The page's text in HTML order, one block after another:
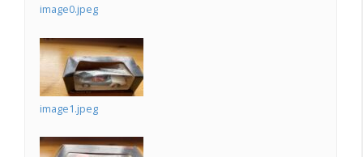
image0.jpeg
image1.jpeg